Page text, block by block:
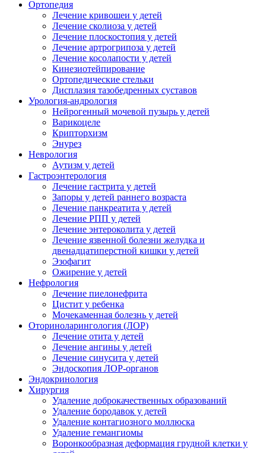
Ортопедия
Лечение кривошеи у детей
Лечение сколиоза у детей
Лечение плоскостопия у детей
Лечение артрогрипоза у детей
Лечение косолапости у детей
Кинезиотейпирование
Ортопедические стельки
Дисплазия тазобедренных суставов
Урология-андрология
Нейрогенный мочевой пузырь у детей
Варикоцеле
Крипторхизм
Энурез
Неврология
Аутизм у детей
Гастроэнтерология
Лечение гастрита у детей
Запоры у детей раннего возраста
Лечение панкреатита у детей
Лечение РПП у детей
Лечение энтероколита у детей
Лечение язвенной болезни желудка и
двенадцатиперстной кишки у детей
Эзофагит
Ожирение у детей
Нефрология
Лечение пиелонефрита
Цистит у ребенка
Мочекаменная болезнь у детей
Оториноларингология (ЛОР)
Лечение отита у детей
Лечение ангины у детей
Лечение синусита у детей
Эндоскопия ЛОР-органов
Эндокринология
Хирургия
Удаление доброкачественных образований
Удаление бородавок у детей
Удаление контагиозного моллюска
Удаление гемангиомы
Воронкообразная деформация грудной клетки у